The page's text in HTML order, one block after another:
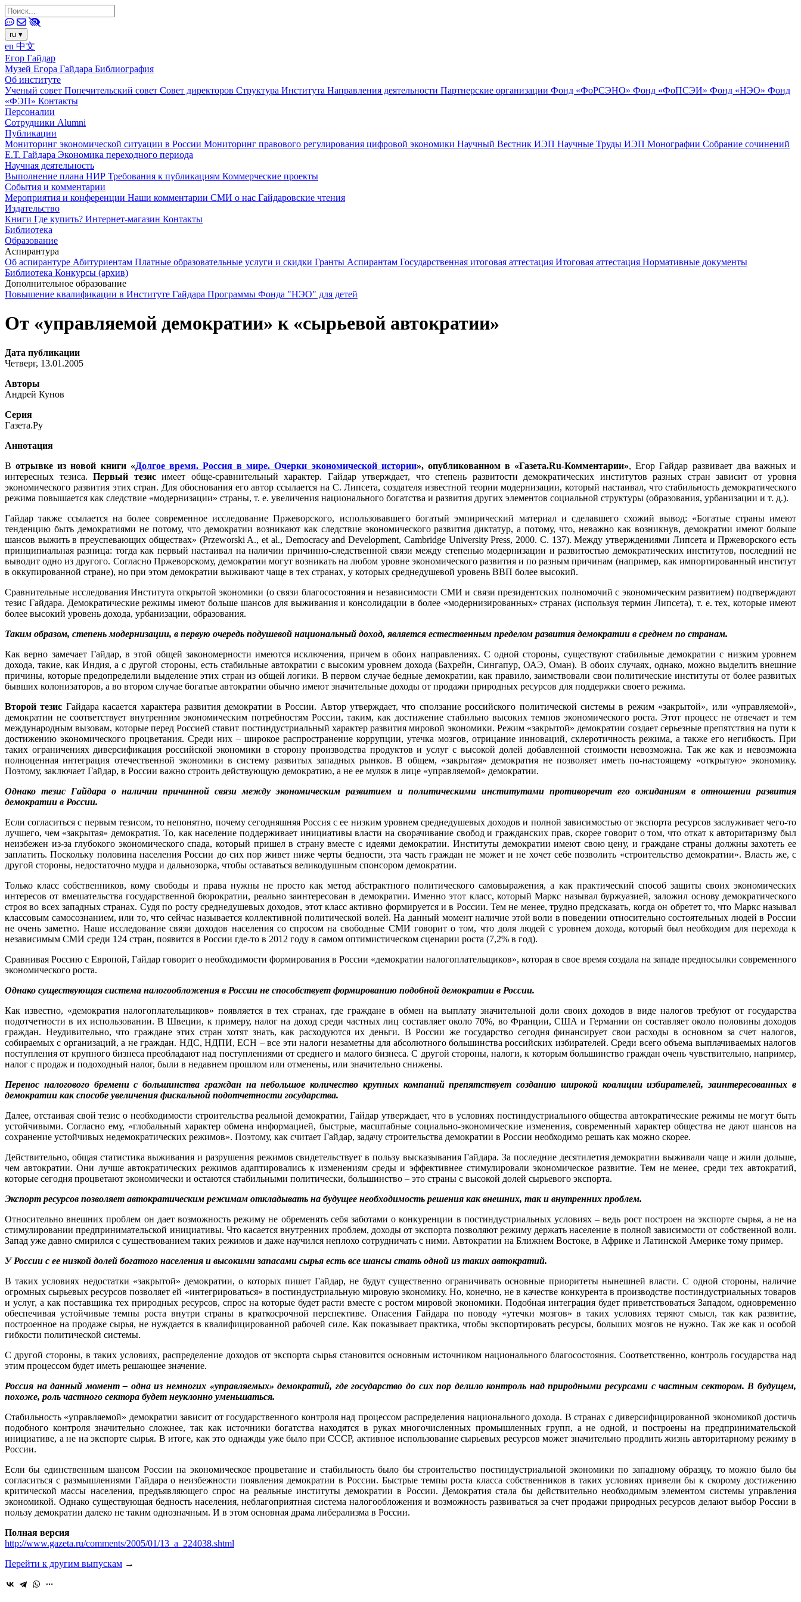
ru ▾
en 中文
Егор Гайдар
Музей Егора Гайдара Библиография
Об институте
Ученый совет Попечительский совет Совет директоров Структура Института Направления деятельности Партнерские организации Фонд «ФоРСЭНО» Фонд «ФоПСЭИ» Фонд «НЭО» Фонд
«ФЭП» Контакты
Персоналии
Сотрудники Alumni
Публикации
Мониторинг экономической ситуации в России Мониторинг правового регулирования цифровой экономики Научный Вестник ИЭП Научные Труды ИЭП Монографии Собрание сочинений
Е.Т. Гайдара Экономика переходного периода
Научная деятельность
Выполнение плана НИР Требования к публикациям Коммерческие проекты
События и комментарии
Мероприятия и конференции Наши комментарии СМИ о нас Гайдаровские чтения
Издательство
Книги Где купить? Интернет-магазин Контакты
Библиотека
Образование
Аспирантура
Об аспирантуре Абитуриентам Платные образовательные услуги и скидки Гранты Аспирантам Государственная итоговая аттестация Итоговая аттестация Нормативные документы
Библиотека Конкурсы (архив)
Дополнительное образование
Повышение квалификации в Институте Гайдара Программы Фонда "НЭО" для детей
От «управляемой демократии» к «сырьевой автократии»
Дата публикации
Четверг, 13.01.2005
Авторы
Андрей Кунов
Серия
Газета.Ру
Аннотация
Вотрывке из новой книги «Долгое время. Россия в мире. Очерки экономической истории», опубликованном в «Газета.Ru-Комментарии», Егор Гайдар развивает два важных и
интересных тезиса. Первый тезисимеет обще-сравнительный характер. Гайдар утверждает, что степень развитости демократических институтов разных стран зависит от уровня
экономического развития этих стран. Для обоснования его автор ссылается на С. Липсета, создателя известной теории модернизации, который настаивал, что стабильность демократического
режима повышается как следствие «модернизации» страны, т. е. увеличения национального богатства и развития других элементов социальной структуры (образования, урбанизации и т. д.).
Гайдар также ссылается на более современное исследование Пржеворского, использовавшего богатый эмпирический материал и сделавшего схожий вывод: «Богатые страны имеют
тенденцию быть демократиями не потому, что демократии возникают как следствие экономического развития диктатур, а потому, что, неважно как возникнув, демократии имеют больше
шансов выжить в преуспевающих обществах» (Przeworski A., et al., Democracy and Development, Cambridge University Press, 2000. С. 137). Между утверждениями Липсета и Пржеворского есть
принципиальная разница: тогда как первый настаивал на наличии причинно-следственной связи между степенью модернизации и развитостью демократических институтов, последний не
выводит одно из другого. Согласно Пржеворскому, демократии могут возникать на любом уровне экономического развития и по разным причинам (например, как импортированный институт
в оккупированной стране), но при этом демократии выживают чаще в тех странах, у которых среднедушевой уровень ВВП более высокий.
Сравнительные исследования Института открытой экономики (о связи благосостояния и независимости СМИ и связи президентских полномочий с экономическим развитием) подтверждают
тезис Гайдара. Демократические режимы имеют больше шансов для выживания и консолидации в более «модернизированных» странах (используя термин Липсета), т. е. тех, которые имеют
более высокий уровень дохода, урбанизации, образования.
Таким образом, степень модернизации, в первую очередь подушевой национальный доход, является естественным пределом развития демократии в среднем по странам.
Как верно замечает Гайдар, в этой общей закономерности имеются исключения, причем в обоих направлениях. С одной стороны, существуют стабильные демократии с низким уровнем
дохода, такие, как Индия, а с другой стороны, есть стабильные автократии с высоким уровнем дохода (Бахрейн, Сингапур, ОАЭ, Оман). В обоих случаях, однако, можно выделить внешние
причины, которые предопределили выделение этих стран из общей логики. В первом случае бедные демократии, как правило, заимствовали свои политические институты от более развитых
бывших колонизаторов, а во втором случае богатые автократии обычно имеют значительные доходы от продажи природных ресурсов для поддержки своего режима.
Второй тезис Гайдара касается характера развития демократии в России. Автор утверждает, что сползание российского политической системы в режим «закрытой», или «управляемой»,
демократии не соответствует внутренним экономическим потребностям России, таким, как достижение стабильно высоких темпов экономического роста. Этот процесс не отвечает и тем
международным вызовам, которые перед Россией ставит постиндустриальный характер развития мировой экономики. Режим «закрытой» демократии создает серьезные препятствия на пути к
достижению экономического процветания. Среди них – широкое распространение коррупции, утечка мозгов, отрицание инноваций, склеротичность режима, а также его негибкость. При
таких ограничениях диверсификация российской экономики в сторону производства продуктов и услуг с высокой долей добавленной стоимости невозможна. Так же как и невозможна
полноценная интеграция отечественной экономики в систему развитых западных рынков. В общем, «закрытая» демократия не позволяет иметь по-настоящему «открытую» экономику.
Поэтому, заключает Гайдар, в России важно строить действующую демократию, а не ее муляж в лице «управляемой» демократии.
Однако тезис Гайдара о наличии причинной связи между экономическим развитием и политическими институтами противоречит его ожиданиям в отношении развития
демократии в России.
Если согласиться с первым тезисом, то непонятно, почему сегодняшняя Россия с ее низким уровнем среднедушевых доходов и полной зависимостью от экспорта ресурсов заслуживает чего-то
лучшего, чем «закрытая» демократия. То, как население поддерживает инициативы власти на сворачивание свобод и гражданских прав, скорее говорит о том, что откат к авторитаризму был
неизбежен из-за глубокого экономического спада, который пришел в страну вместе с идеями демократии. Институты демократии имеют свою цену, и граждане страны должны захотеть ее
заплатить. Поскольку половина населения России до сих пор живет ниже черты бедности, эта часть граждан не может и не хочет себе позволить «строительство демократии». Власть же, с
другой стороны, недостаточно мудра и дальнозорка, чтобы оставаться великодушным спонсором демократии.
Только класс собственников, кому свободы и права нужны не просто как метод абстрактного политического самовыражения, а как практический способ защиты своих экономических
интересов от вмешательства государственной бюрократии, реально заинтересован в демократии. Именно этот класс, который Маркс называл буржуазией, заложил основу демократического
строя во всех западных странах. Судя по росту среднедушевых доходов, этот класс активно формируется и в России. Тем не менее, трудно предсказать, когда он обретет то, что Маркс называл
классовым самосознанием, или то, что сейчас называется коллективной политической волей. На данный момент наличие этой воли в поведении относительно состоятельных людей в России
не очень заметно. Наше исследование связи доходов населения со спросом на свободные СМИ говорит о том, что доля людей с уровнем дохода, который был необходим для перехода к
независимым СМИ среди 124 стран, появится в России где-то в 2012 году в самом оптимистическом сценарии роста (7,2% в год).
Сравнивая Россию с Европой, Гайдар говорит о необходимости формирования в России «демократии налогоплательщиков», которая в свое время создала на западе предпосылки современного
экономического роста.
Однако существующая система налогообложения в России не способствует формированию подобной демократии в России.
Как известно, «демократия налогоплательщиков» появляется в тех странах, где граждане в обмен на выплату значительной доли своих доходов в виде налогов требуют от государства
подотчетности в их использовании. В Швеции, к примеру, налог на доход среди частных лиц составляет около 70%, во Франции, США и Германии он составляет около половины доходов
граждан. Неудивительно, что граждане этих стран хотят знать, как расходуются их деньги. В России же государство сегодня финансирует свои расходы в основном за счет налогов,
собираемых с организаций, а не граждан. НДС, НДПИ, ЕСН – все эти налоги незаметны для абсолютного большинства российских избирателей. Среди всего объема выплачиваемых налогов
поступления от крупного бизнеса преобладают над поступлениями от среднего и малого бизнеса. С другой стороны, налоги, к которым большинство граждан очень чувствительно, например,
налог с продаж и подоходный налог, были в недавнем прошлом или отменены, или значительно снижены.
Перенос налогового бремени с большинства граждан на небольшое количество крупных компаний препятствует созданию широкой коалиции избирателей, заинтересованных в
демократии как способе увеличения фискальной подотчетности государства.
Далее, отстаивая свой тезис о необходимости строительства реальной демократии, Гайдар утверждает, что в условиях постиндустриального общества автократические режимы не могут быть
устойчивыми. Согласно ему, «глобальный характер обмена информацией, быстрые, масштабные социально-экономические изменения, современный характер общества не дают шансов на
сохранение устойчивых недемократических режимов». Поэтому, как считает Гайдар, задачу строительства демократии в России необходимо решать как можно скорее.
Действительно, общая статистика выживания и разрушения режимов свидетельствует в пользу высказывания Гайдара. За последние десятилетия демократии выживали чаще и жили дольше,
чем автократии. Они лучше автократических режимов адаптировались к изменениям среды и эффективнее стимулировали экономическое развитие. Тем не менее, среди тех автократий,
которые сегодня процветают экономически и остаются стабильными политически, большинство – это страны с высокой долей сырьевого экспорта.
Экспорт ресурсов позволяет автократическим режимам откладывать на будущее необходимость решения как внешних, так и внутренних проблем.
Относительно внешних проблем он дает возможность режиму не обременять себя заботами о конкуренции в постиндустриальных условиях – ведь рост построен на экспорте сырья, а не на
стимулировании предпринимательской инициативы. Что касается внутренних проблем, доходы от экспорта позволяют режиму держать население в полной зависимости от собственной воли.
Запад уже давно смирился с существованием таких режимов и даже научился неплохо сотрудничать с ними. Автократии на Ближнем Востоке, в Африке и Латинской Америке тому пример.
У России с ее низкой долей богатого населения и высокими запасами сырья есть все шансы стать одной из таких автократий.
В таких условиях недостатки «закрытой» демократии, о которых пишет Гайдар, не будут существенно ограничивать основные приоритеты нынешней власти. С одной стороны, наличие
огромных сырьевых ресурсов позволяет ей «интегрироваться» в постиндустриальную мировую экономику. Но, конечно, не в качестве конкурента в производстве постиндустриальных товаров
и услуг, а как поставщика тех природных ресурсов, спрос на которые будет расти вместе с ростом мировой экономики. Подобная интеграция будет приветствоваться Западом, одновременно
обеспечивая устойчивые темпы роста внутри страны в краткосрочной перспективе. Опасения Гайдара по поводу «утечки мозгов» в таких условиях теряют смысл, так как развитие,
построенное на продаже сырья, не нуждается в квалифицированной рабочей силе. Как показывает практика, чтобы экспортировать ресурсы, больших мозгов не нужно. Так же как и особой
гибкости политической системы.
С другой стороны, в таких условиях, распределение доходов от экспорта сырья становится основным источником национального благосостояния. Соответственно, контроль государства над
этим процессом будет иметь решающее значение.
Россия на данный момент – одна из немногих «управляемых» демократий, где государство до сих пор делило контроль над природными ресурсами с частным сектором. В будущем,
похоже, роль частного сектора будет неуклонно уменьшаться.
Стабильность «управляемой» демократии зависит от государственного контроля над процессом распределения национального дохода. В странах с диверсифицированной экономикой достичь
подобного контроля значительно сложнее, так как источники богатства находятся в руках многочисленных промышленных групп, а не одной, и построены на предпринимательской
инициативе, а не на экспорте сырья. В итоге, как это однажды уже было при СССР, активное использование сырьевых ресурсов может значительно продлить жизнь авторитарному режиму в
России.
Если бы единственным шансом России на экономическое процветание и стабильность было бы строительство постиндустриальной экономики по западному образцу, то можно было бы
согласиться с размышлениями Гайдара о неизбежности появления демократии в России. Быстрые темпы роста класса собственников в таких условиях привели бы к скорому достижению
критической массы населения, предъявляющего спрос на реальные институты демократии в России. Демократия стала бы действительно необходимым элементом системы управления
экономикой. Однако существующая бедность населения, неблагоприятная система налогообложения и возможность развиваться за счет продажи природных ресурсов делают выбор России в
пользу демократии далеко не таким однозначным. И в этом основная драма либерализма в России.
Полная версия
http://www.gazeta.ru/comments/2005/01/13_a_224038.shtml
Перейти к другим выпускам →